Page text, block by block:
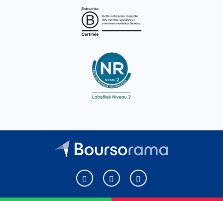
Boursorama sur Facebook
Boursorama sur XBoursorama sur